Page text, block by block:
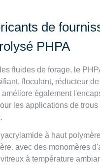
de
PHPA
fluides de forage, le
floculant, réducteur
améliore également
les applications de
à haut
avec des monomères
à température